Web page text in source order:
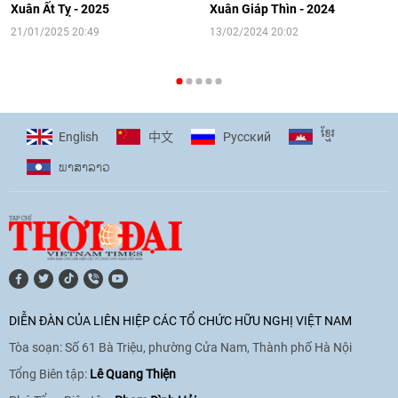
người Việt Nam ở nước ngoài
16:58|10/06/2026
phó với biến đổi khí hậu
17:07|09/06/2026
[Video] Lào dành ưu tiên hàng đầu cho
quan hệ với Việt Nam
11:01 |09/06/2026
[Video] Doanh nghiệp Hoa Kỳ hỗ trợ
Việt Nam xác định danh tính người mất
Xuân Ất Tỵ - 2025
21/01/2025 20:49
Xuân Giáp Thìn - 2024
13/02/2024 20:02
English 中文 Pусский ខ្មែរ
ພາ​ສາ​ລາວ
DIỄN ĐÀN CỦA LIÊN HIỆP CÁC TỔ CHỨC HỮU NGHỊ VIỆT NAM
Tòa soạn: Số 61 Bà Triệu, phường Cửa Nam, Thành phố Hà Nội
Tổng Biên tập: Lê Quang Thiện